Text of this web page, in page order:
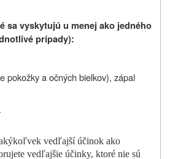
sa vyskytujú u menej ako jedného
prípady):
pokožky a očných bielkov), zápal
vedľajší účinok ako
vedľajšie účinky, ktoré nie sú